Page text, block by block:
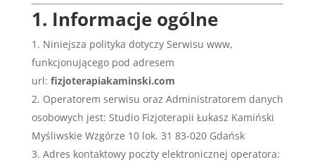
1. Informacje ogólne
Niniejsza polityka dotyczy Serwisu www,
funkcjonującego pod adresem
url: fizjoterapiakaminski.com
Operatorem serwisu oraz Administratorem danych
osobowych jest: Studio Fizjoterapii Łukasz Kamiński
Myśliwskie Wzgórze 10 lok. 31 83-020 Gdańsk
Adres kontaktowy poczty elektronicznej operatora: